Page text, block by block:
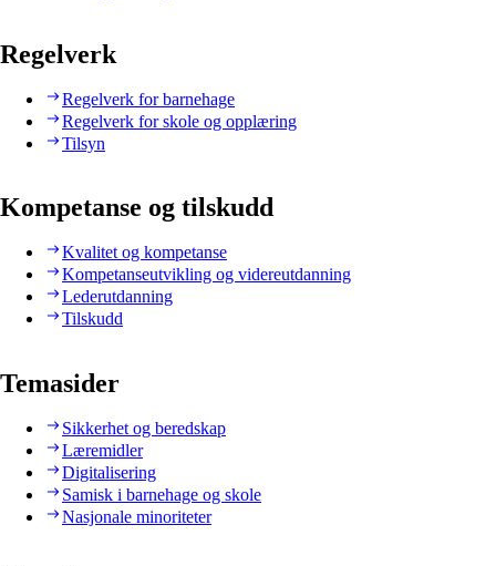
Regelverk
Regelverk for barnehage
Regelverk for skole og opplæring
Tilsyn
Kompetanse og tilskudd
Kvalitet og kompetanse
Kompetanseutvikling og videreutdanning
Lederutdanning
Tilskudd
Temasider
Sikkerhet og beredskap
Læremidler
Digitalisering
Samisk i barnehage og skole
Nasjonale minoriteter